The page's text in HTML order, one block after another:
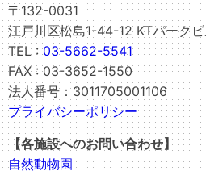
〒132-0031
江戸川区松島1-44-12 KTパーク
TEL :03-5662-5541
FAX : 03-3652-1550
法人番号：3011705001106
プライバシーポリシー
【各施設へのお問い合わせ】
自然動物園